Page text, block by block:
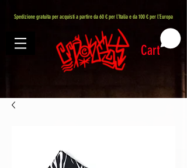
Spedizione gratuita per acquisti a partire da 60 € per l'Italia e da 100 € per l'Europa
Cart